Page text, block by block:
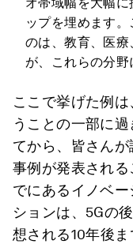
ップを埋めます
のは、教育、医
が、これらの分野
ここで挙げた例
うことの一部に
てから、皆さん
事例が発表され
でにあるイノベ
ションは、5Gの
想される10年後ま